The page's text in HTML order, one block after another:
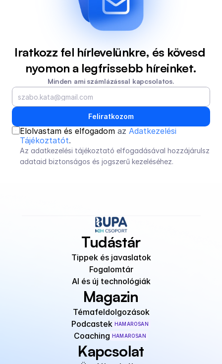
Iratkozz fel hírlevelünkre, és kövesd
nyomon a legfrissebb híreinket.
Minden ami számlázással kapcsolatos.
Feliratkozom
Elolvastam és elfogadom az Adatkezelési
Tájékoztatót.
Az adatkezelési tájékoztató elfogadásával hozzájárulsz
adataid biztonságos és jogszerű kezeléséhez.
Tudástár
Tippek és javaslatok
Fogalomtár
AI és új technológiák
Magazin
Témafeldolgozások
Podcastek HAMAROSAN
Coaching HAMAROSAN
Kapcsolat